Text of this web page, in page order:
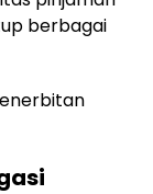
berbagai